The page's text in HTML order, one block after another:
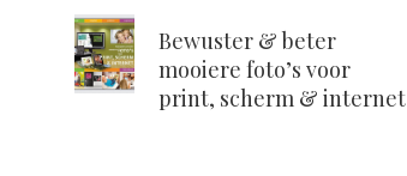
Bewuster & beter
mooiere foto’s voor
print, scherm & internet